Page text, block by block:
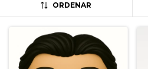
ORDENAR